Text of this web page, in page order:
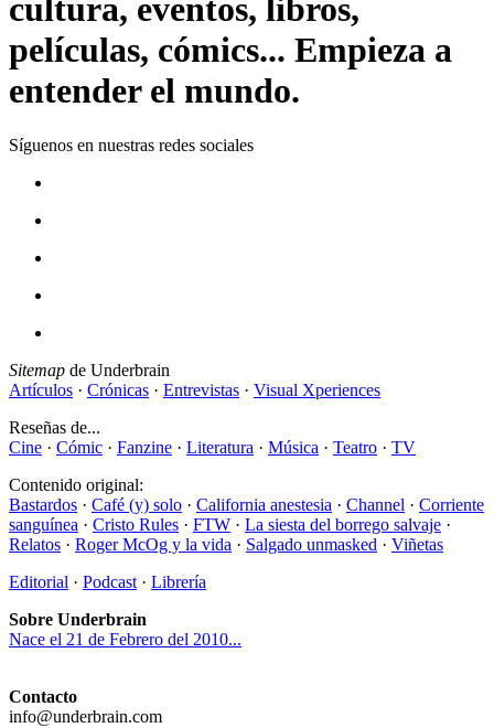
cultura, eventos, libros,
películas, cómics... Empieza a
entender el mundo.
Síguenos en nuestras redes sociales
Sitemap de Underbrain
Artículos · Crónicas · Entrevistas · Visual Xperiences
Reseñas de...
Cine · Cómic · Fanzine · Literatura · Música · Teatro · TV
Contenido original:
Bastardos · Café (y) solo · California anestesia · Channel · Corriente
sanguínea · Cristo Rules · FTW · La siesta del borrego salvaje ·
Relatos · Roger McOg y la vida · Salgado unmasked · Viñetas
Editorial · Podcast · Librería
Sobre Underbrain
Nace el 21 de Febrero del 2010...
Contacto
info@underbrain.com